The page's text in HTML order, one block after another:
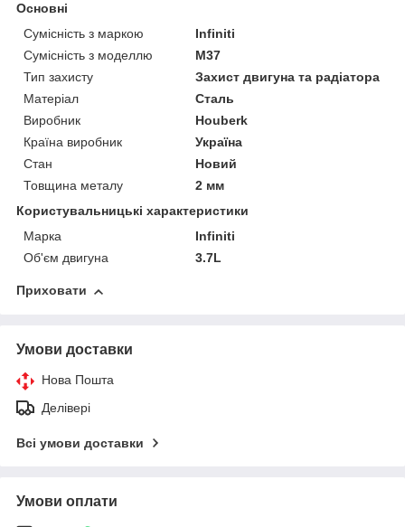
Основні
Сумісність з маркою
Infiniti
Сумісність з моделлю
M37
Тип захисту
Захист двигуна та радіатора
Матеріал
Сталь
Виробник
Houberk
Країна виробник
Україна
Стан
Новий
Товщина металу
2 мм
Користувальницькі характеристики
Марка
Infiniti
Об'єм двигуна
3.7L
Приховати
Умови доставки
Нова Пошта
Делівері
Всі умови доставки
Умови оплати